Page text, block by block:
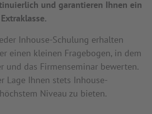
und garantieren Ihnen ein
Inhouse-Schulung erhalten
einen kleinen Fragebogen, in dem
und das Firmenseminar bewerten.
Lage Ihnen stets Inhouse-
Niveau zu bieten.